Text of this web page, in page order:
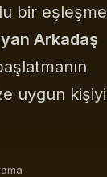
bir eşleşme
Arkadaş
uygun kişiyi